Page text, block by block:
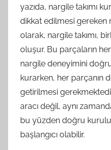
yazıda, nargile takımı
dikkat edilmesi gereken
olarak, nargile takımı,
oluşur. Bu parçaların
nargile deneyimini
kurarken, her parçanın
getirilmesi
aracı değil, aynı
bu yüzden doğru
başlangıcı olabilir.